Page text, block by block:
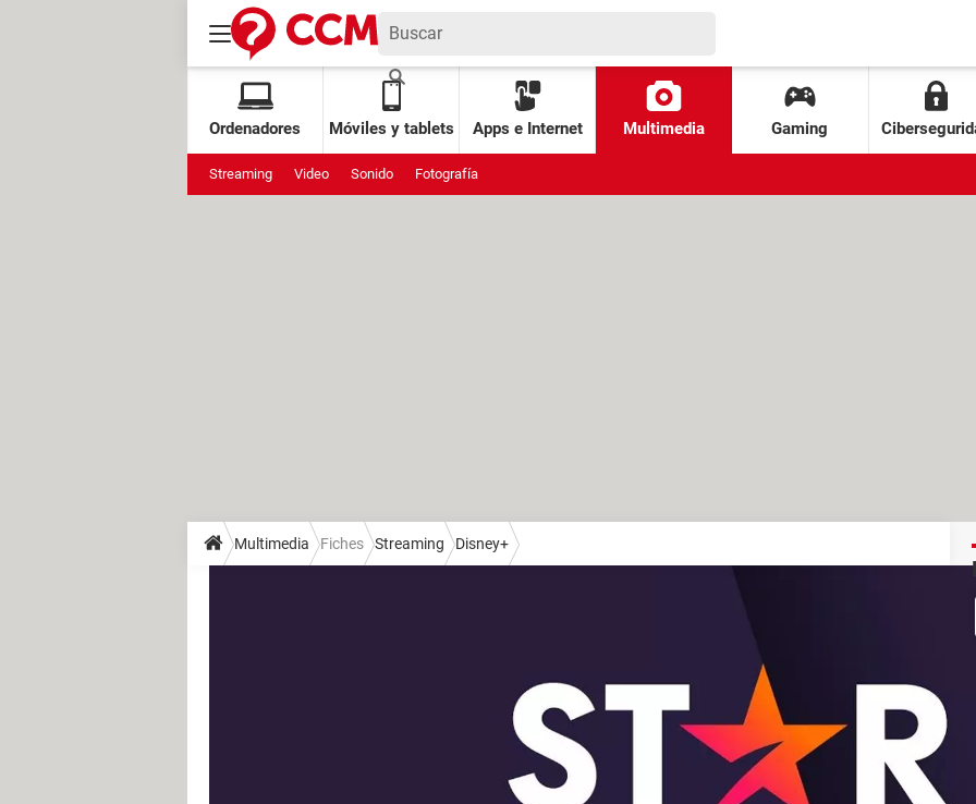
Ordenadores Móviles y tablets Apps e Internet Multimedia Gaming
Streaming Video Sonido Fotografía
Multimedia Fiches Streaming Disney+